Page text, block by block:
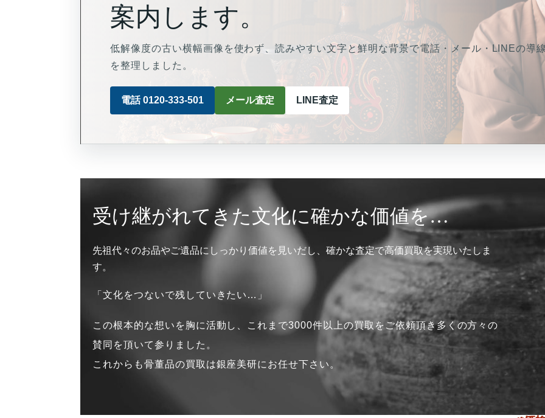
案内します。
低解像度の古い横幅画像を使わず、読みやすい文字と鮮明な背景で電話・メール・LINEの導
を整理しました。
電話 0120-333-501 メール査定 LINE査定
受け継がれてきた文化に確かな価値を…
先祖代々のお品やご遺品にしっかり価値を見いだし、確かな査定で高価買取を実現いたしま
す。
「文化をつないで残していきたい…」
この根本的な想いを胸に活動し、これまで3000件以上の買取をご依頼頂き多くの方々の
賛同を頂いて参りました。
これからも骨董品の買取は銀座美研にお任せ下さい。